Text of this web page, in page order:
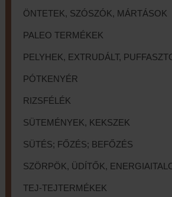
ÖNTETEK, SZÓSZÓK, MÁRTÁSOK
PALEO TERMÉKEK
PELYHEK, EXTRUDÁLT,
PÓTKENYÉR
RIZSFÉLÉK
SÜTEMÉNYEK, KEKSZEK
SÜTÉS; FŐZÉS; BEFŐZÉS
SZÖRPÖK, ÜDÍTŐK,
TEJ-TEJTERMÉKEK